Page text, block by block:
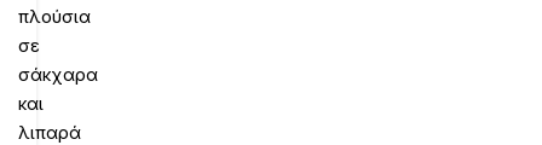
πλούσια
σε
σάκχαρα
και
λιπαρά